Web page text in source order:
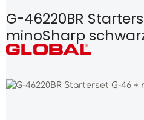
G-46220BR
minoSharp
Bildergalerie überspringen